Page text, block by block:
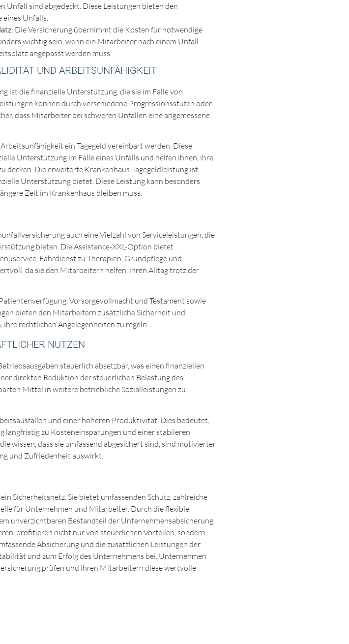
Unfall sind abgedeckt. Diese Leistungen bieten den
Unfalls.
: Die Versicherung übernimmt die Kosten für notwendige
wichtig sein, wenn ein Mitarbeiter nach einem Unfall
angepasst werden muss.
UND ARBEITSUNFÄHIGKEIT
ist die finanzielle Unterstützung, die sie im Falle von
können durch verschiedene Progressionsstufen oder
dass Mitarbeiter bei schweren Unfällen eine angemessene
ein Tagegeld vereinbart werden. Diese
Unterstützung im Falle eines Unfalls und helfen ihnen, ihre
Die erweiterte Krankenhaus-Tagegeldleistung ist
Unterstützung bietet. Diese Leistung kann besonders
Zeit im Krankenhaus bleiben muss.
auch eine Vielzahl von Serviceleistungen, die
bieten. Die Assistance-XXL-Option bietet
Fahrdienst zu Therapien, Grundpflege und
da sie den Mitarbeitern helfen, ihren Alltag trotz der
Vorsorgevollmacht und Testament sowie
bieten den Mitarbeitern zusätzliche Sicherheit und
rechtlichen Angelegenheiten zu regeln.
NUTZEN
steuerlich absetzbar, was einen finanziellen
direkten Reduktion der steuerlichen Belastung des
Mittel in weitere betriebliche Sozialleistungen zu
und einer höheren Produktivität. Dies bedeutet,
zu Kosteneinsparungen und einer stabileren
wissen, dass sie umfassend abgesichert sind, sind motivierter
und Zufriedenheit auswirkt.
Sicherheitsnetz. Sie bietet umfassenden Schutz, zahlreiche
für Unternehmen und Mitarbeiter. Durch die flexible
unverzichtbaren Bestandteil der Unternehmensabsicherung.
profitieren nicht nur von steuerlichen Vorteilen, sondern
Absicherung und die zusätzlichen Leistungen der
und zum Erfolg des Unternehmens bei. Unternehmen
prüfen und ihren Mitarbeitern diese wertvolle